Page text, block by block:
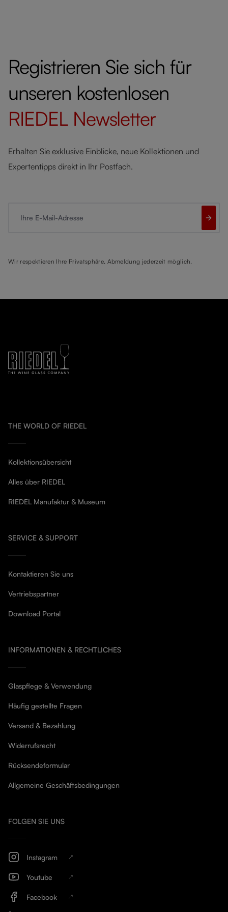
Registrieren Sie sich für
unseren kostenlosen
RIEDEL Newsletter
Erhalten Sie exklusive Einblicke, neue Kollektionen und
Expertentipps direkt in Ihr Postfach.
Wir respektieren Ihre Privatsphäre. Abmeldung jederzeit möglich.
THE WORLD OF RIEDEL
Kollektionsübersicht
Alles über RIEDEL
RIEDEL Manufaktur & Museum
SERVICE & SUPPORT
Kontaktieren Sie uns
Vertriebspartner
Download Portal
INFORMATIONEN & RECHTLICHES
Glaspflege & Verwendung
Häufig gestellte Fragen
Versand & Bezahlung
Widerrufsrecht
Rücksendeformular
Allgemeine Geschäftsbedingungen
FOLGEN SIE UNS
Instagram
Youtube
Facebook